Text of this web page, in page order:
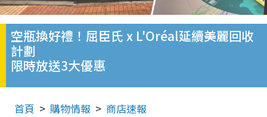
空瓶換好禮！屈臣氏 x L'Oréal延續美麗回收
計劃
限時放送3大優惠
首頁 購物情報 商店速報